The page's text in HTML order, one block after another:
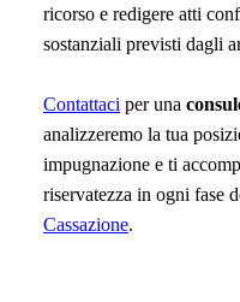
ricorso e redigere atti
sostanziali previsti dagli
Contattaci per una
analizzeremo la tua
impugnazione e ti
riservatezza in ogni fase
Cassazione.